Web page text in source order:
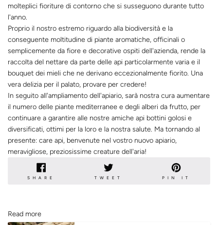
molteplici fioriture di contorno che si susseguono durante tutto
l'anno.
Proprio il nostro estremo riguardo alla biodiversità e la
conseguente moltitudine di piante aromatiche, officinali o
semplicemente da fiore e decorative ospiti dell'azienda, rende la
raccolta del nettare da parte delle api particolarmente varia e il
bouquet dei mieli che ne derivano eccezionalmente fiorito. Una
vera delizia per il palato, provare per credere!
In seguito all'ampliamento dell'apiario, sarà nostra cura aumentare
il numero delle piante mediterranee e degli alberi da frutto, per
continuare a garantire alle nostre amiche api bottini golosi e
diversificati, ottimi per la loro e la nostra salute. Ma tornando al
presente: care api, benvenute nel vostro nuovo apiario,
meravigliose, preziosissime creature dell'aria!
SHARE TWEET PIN IT
Read more